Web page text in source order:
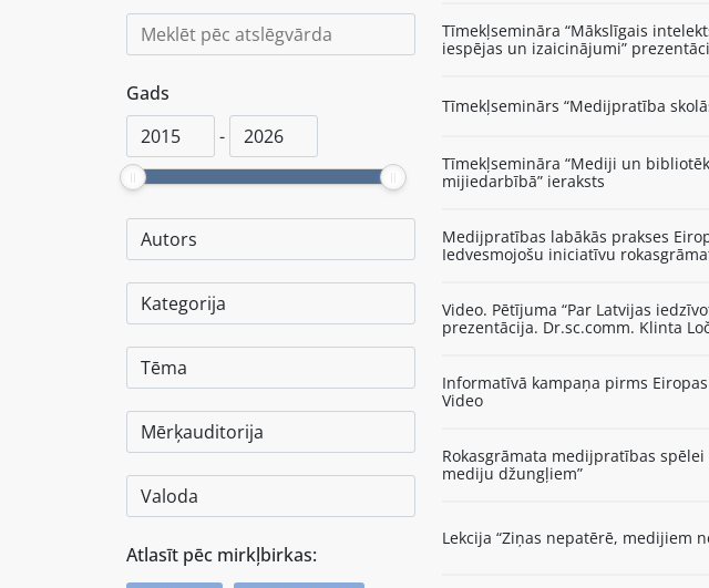
Gads
-
Atlasīt pēc mirkļbirkas:
Tīmekļsemināra “Mākslīgais
iespējas un izaicinājumi”
Tīmekļseminārs “Medijpratība
Tīmekļsemināra “Mediji un
mijiedarbībā” ieraksts
Medijpratības labākās prakses
Iedvesmojošu iniciatīvu
Video. Pētījuma “Par Latvijas
prezentācija. Dr.sc.comm. Klinta
Informatīvā kampaņa pirms
Video
Rokasgrāmata medijpratības spēlei
mediju džungļiem”
Lekcija “Ziņas nepatērē, medijiem